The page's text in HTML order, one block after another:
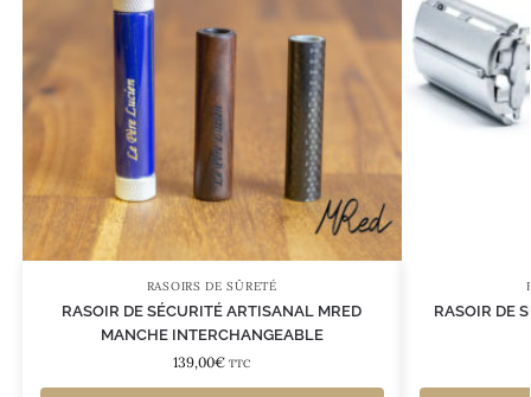
RASOIRS DE SÛRETÉ
RASOIR DE SÉCURITÉ ARTISANAL MRED
MANCHE INTERCHANGEABLE
139,00€ TTC
RASOIR DE